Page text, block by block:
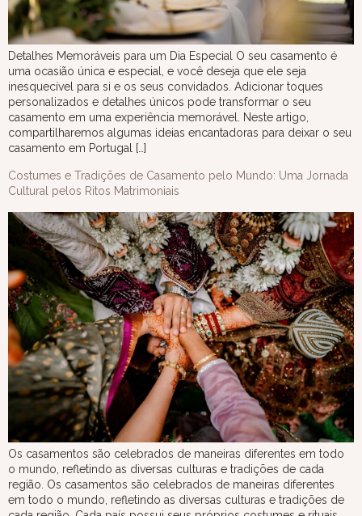
Detalhes Memoráveis para um Dia Especial O seu casamento é
uma ocasião única e especial, e você deseja que ele seja
inesquecível para si e os seus convidados. Adicionar toques
personalizados e detalhes únicos pode transformar o seu
casamento em uma experiência memorável. Neste artigo,
compartilharemos algumas ideias encantadoras para deixar o seu
casamento em Portugal […]
Costumes e Tradições de Casamento pelo Mundo: Uma Jornada
Cultural pelos Ritos Matrimoniais
Os casamentos são celebrados de maneiras diferentes em todo
o mundo, refletindo as diversas culturas e tradições de cada
região. Os casamentos são celebrados de maneiras diferentes
em todo o mundo, refletindo as diversas culturas e tradições de